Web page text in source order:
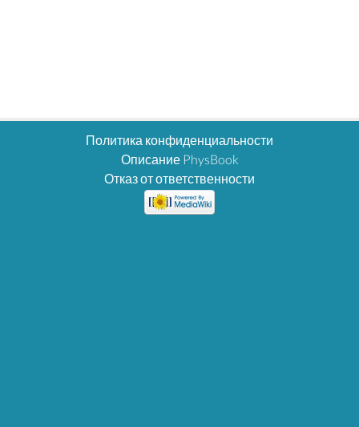
Политика конфиденциальности
Описание PhysBook
Отказ от ответственности